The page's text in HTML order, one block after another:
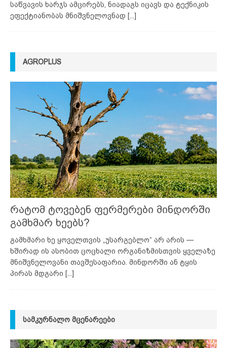
საწვავის ხარჯს ამცირებს, ნიადაგს იცავს და ტექნიკის
ეფექტიანობას მნიშვნელოვნად [...]
AGROPLUS
რატომ ტოვებენ ფერმერები მინდორში
გამხმარ ხეებს?
გამხმარი ხე ყოველთვის „უსარგებლო“ არ არის —
ხშირად ის ასობით ცოცხალი ორგანიზმისთვის ყველაზე
მნიშვნელოვანი თავშესაფარია. მინდორში ან ტყის
პირას მდგარი [...]
ᲡᲐᲛᲙᲣᲠᲜᲐᲚᲝ ᲛᲪᲔᲜᲐᲠᲔᲔᲑᲘ